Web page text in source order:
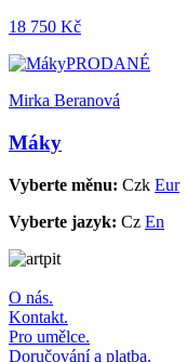
18 750 Kč
PRODANÉ
Mirka Beranová
Máky
Vyberte měnu: Czk Eur
Vyberte jazyk: Cz En
O nás.
Kontakt.
Pro umělce.
Doručování a platba.